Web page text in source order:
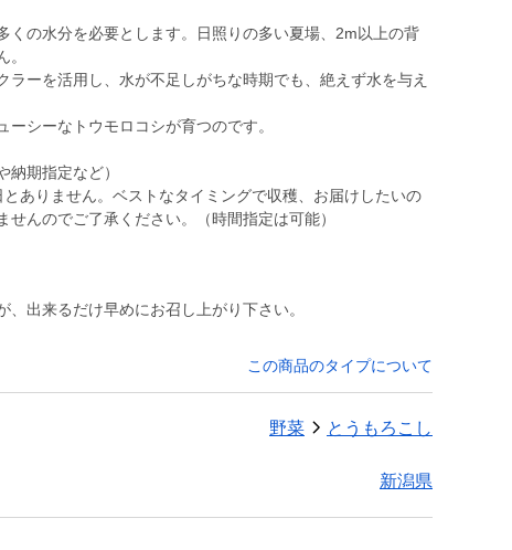
くの水分を必要とします。日照りの多い夏場、2m以上の背
ラーを活用し、水が不足しがちな時期でも、絶えず水を与え
シーなトウモロコシが育つのです。
期指定など）
ありません。ベストなタイミングで収穫、お届けしたいの
んのでご了承ください。（時間指定は可能）
出来るだけ早めにお召し上がり下さい。
この商品のタイプについて
野菜 とうもろこし
新潟県